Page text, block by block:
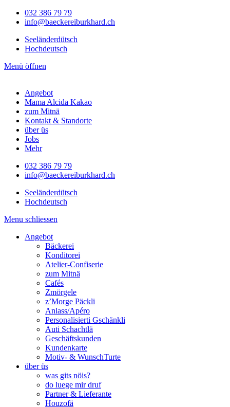
032 386 79 79
info@baeckereiburkhard.ch
Seeländerdütsch
Hochdeutsch
Menü öffnen
Angebot
Mama Alcida Kakao
zum Mitnä
Kontakt & Standorte
über üs
Jobs
Mehr
032 386 79 79
info@baeckereiburkhard.ch
Seeländerdütsch
Hochdeutsch
Menu schliessen
Angebot
Bäckerei
Konditorei
Atelier-Confiserie
zum Mitnä
Cafés
Zmörgele
z’Morge Päckli
Anlass/Apéro
Personalisierti Gschänkli
Auti Schachtlä
Geschäftskunden
Kundenkarte
Motiv- & WunschTurte
über üs
was gits nöis?
do luege mir druf
Partner & Lieferante
Houzofä